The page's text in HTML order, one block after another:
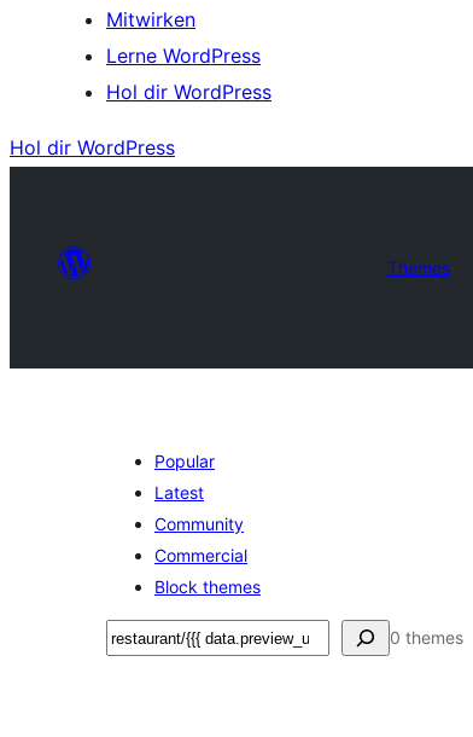
Mitwirken
Lerne WordPress
Hol dir WordPress
Hol dir WordPress
Themes
Popular
Latest
Community
Commercial
Block themes
Suchen 0 themes